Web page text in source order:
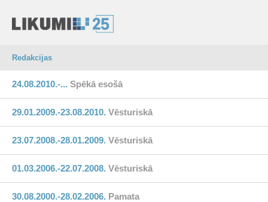
Redakcijas
24.08.2010.-... Spēkā esošā
29.01.2009.-23.08.2010. Vēsturiskā
23.07.2008.-28.01.2009. Vēsturiskā
01.03.2006.-22.07.2008. Vēsturiskā
30.08.2000.-28.02.2006. Pamata